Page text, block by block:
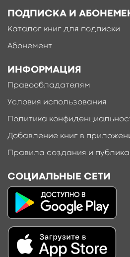
ПОДПИСКА И
Каталог книг для подписки
Абонемент
ИНФОРМАЦИЯ
Правообладателям
Условия использования
Политика
Добавление книг в
Правила создания и
СОЦИАЛЬНЫЕ СЕТИ